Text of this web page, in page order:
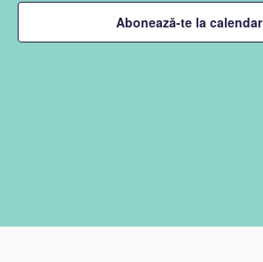
Abonează-te la calendar